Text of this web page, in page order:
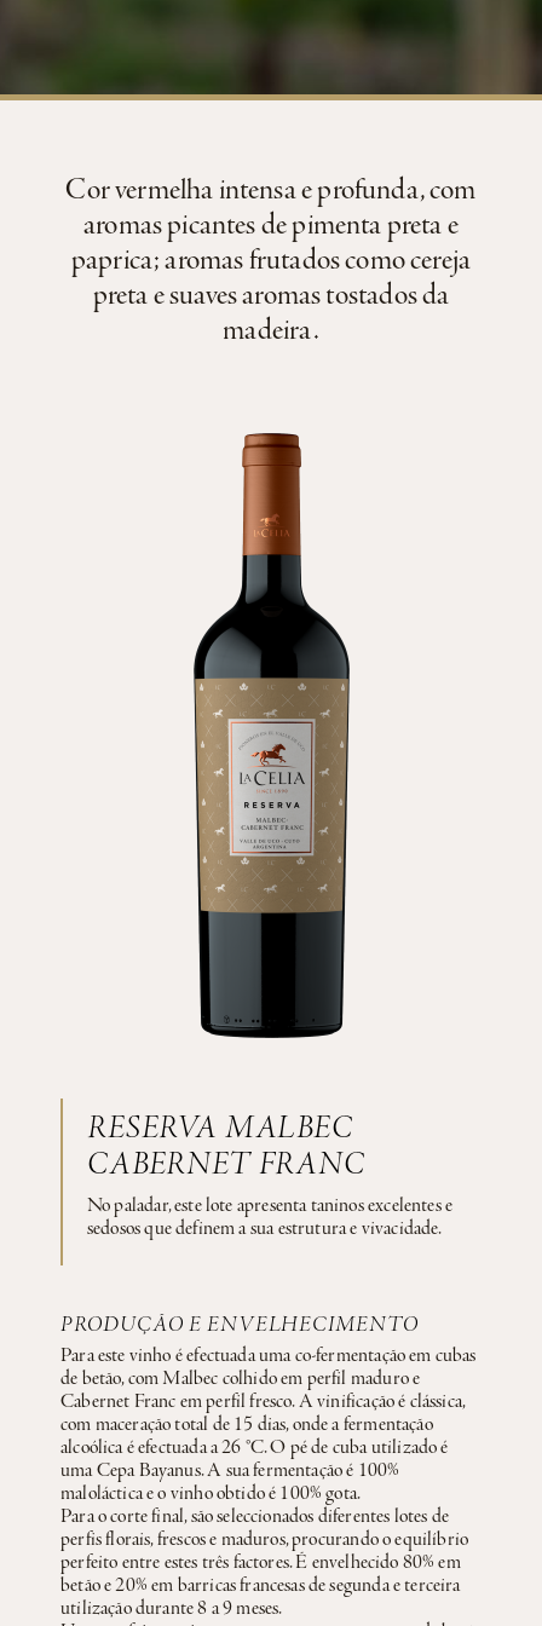
Cor vermelha intensa e profunda, com
aromas picantes de pimenta preta e
paprica; aromas frutados como cereja
preta e suaves aromas tostados da
madeira.
RESERVA MALBEC
CABERNET FRANC
No paladar, este lote apresenta taninos excelentes e
sedosos que definem a sua estrutura e vivacidade.
PRODUÇÃO E ENVELHECIMENTO
Para este vinho é efectuada uma co-fermentação em cubas
de betão, com Malbec colhido em perfil maduro e
Cabernet Franc em perfil fresco. A vinificação é clássica,
com maceração total de 15 dias, onde a fermentação
alcoólica é efectuada a 26 °C. O pé de cuba utilizado é
uma Cepa Bayanus. A sua fermentação é 100%
maloláctica e o vinho obtido é 100% gota.
Para o corte final, são seleccionados diferentes lotes de
perfis florais, frescos e maduros, procurando o equilíbrio
perfeito entre estes três factores. É envelhecido 80% em
betão e 20% em barricas francesas de segunda e terceira
utilização durante 8 a 9 meses.